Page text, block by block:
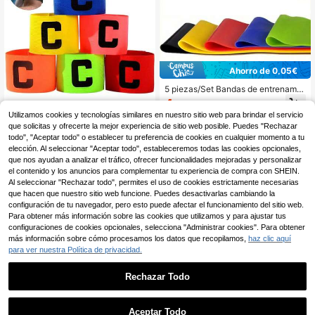
10 piezas Brazalete de capitán de f
útbol aleatorio, material de nailon, a
lta elasticidad sin ataduras, ubicaci
ón precisa de la posición de capitá
n, adecuado para entrenamiento y
partidos, mejor accesorio deportivo
para fútbol y baloncesto
27 Left
2
Ahorro de 0,05€
5 piezas/Set Bandas de entrenamie
nto de fútbol profesional con anillos
resistencia de alta elasticidad grues
a para entrenamiento de fuerza, dis
eño apilable, regalo ideal para atlet
as y entusiastas del fitness, acceso
rios de entrenamiento, construcción
duradera
4
antideslizantes para fútbol - Manga
4
1
Utilizamos cookies y tecnologías similares en nuestro sitio web para brindar el servicio
que solicitas y ofrecerte la mejor experiencia de sitio web posible. Puedes "Rechazar
todo", "Aceptar todo" o establecer tu preferencia de cookies en cualquier momento a tu
elección. Al seleccionar "Aceptar todo", estableceremos todas las cookies opcionales,
que nos ayudan a analizar el tráfico, ofrecer funcionalidades mejoradas y personalizar
el contenido y los anuncios para complementar tu experiencia de compra con SHEIN.
Al seleccionar "Rechazar todo", permites el uso de cookies estrictamente necesarias
que hacen que nuestro sitio web funcione. Puedes desactivarlas cambiando la
configuración de tu navegador, pero esto puede afectar el funcionamiento del sitio web.
Para obtener más información sobre las cookies que utilizamos y para ajustar tus
configuraciones de cookies opcionales, selecciona "Administrar cookies". Para obtener
más información sobre cómo procesamos los datos que recopilamos, haz clic aquí
para ver nuestra Política de privacidad.
Rechazar Todo
Aceptar Todo